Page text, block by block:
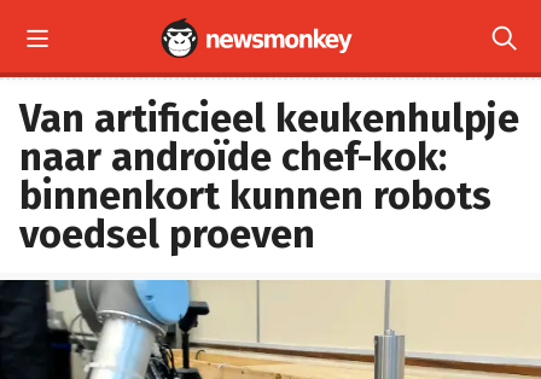
 
Van artificieel keukenhulpje
naar androïde chef-kok:
binnenkort kunnen robots
voedsel proeven